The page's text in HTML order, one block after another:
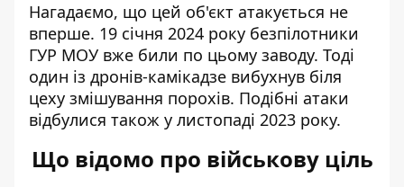
Нагадаємо, що цей об'єкт атакується не
вперше. 19 січня 2024 року безпілотники
ГУР МОУ вже били по цьому заводу. Тоді
один із дронів-камікадзе вибухнув біля
цеху змішування порохів. Подібні атаки
відбулися також у листопаді 2023 року.
Що відомо про військову ціль